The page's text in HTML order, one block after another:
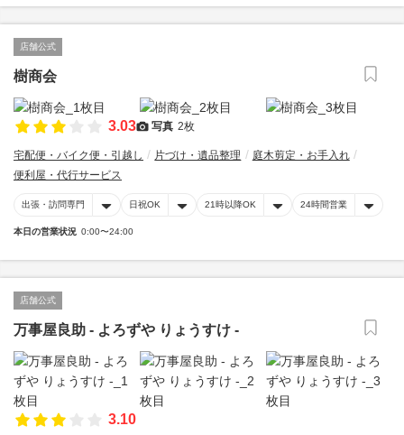
店舗公式
樹商会
3.03 写真 2枚
宅配便・バイク便・引越し 片づけ・遺品整理
庭木剪定・お手入れ
便利屋・代行サービス
出張・訪問専門 日祝OK 21時以降OK 24時間営業
本日の営業状況 0:00〜24:00
店舗公式
万事屋良助 - よろずや りょうすけ -
3.10